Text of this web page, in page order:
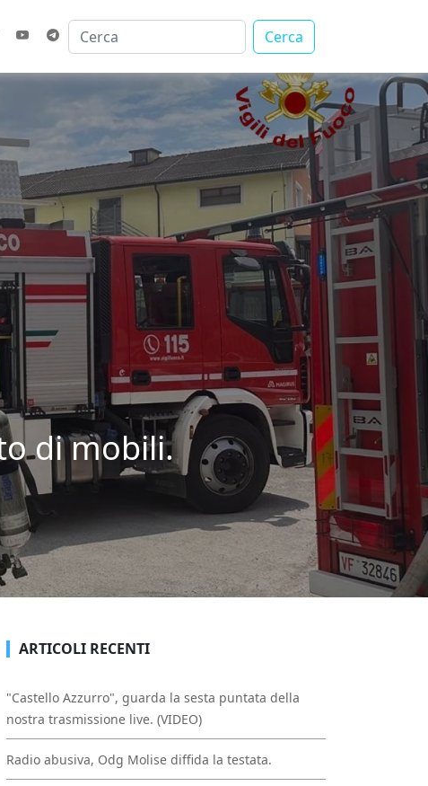
Cerca
di mobili.
ARTICOLI RECENTI
"Castello Azzurro", guarda la sesta puntata della
nostra trasmissione live. (VIDEO)
Radio abusiva, Odg Molise diffida la testata.